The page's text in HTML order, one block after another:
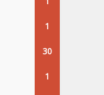
1
30
1